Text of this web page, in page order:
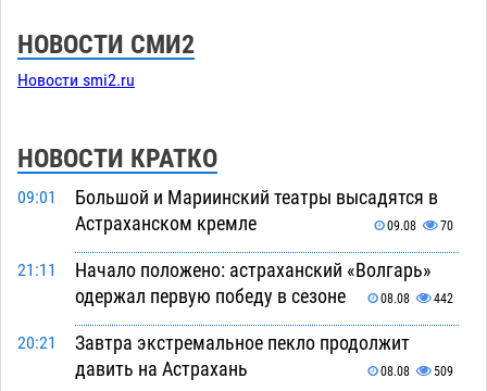
НОВОСТИ СМИ2
Новости smi2.ru
НОВОСТИ КРАТКО
09:01
Большой и Мариинский театры высадятся в
Астраханском кремле
09.08 70
21:11
Начало положено: астраханский «Волгарь»
одержал первую победу в сезоне
08.08 442
20:21
Завтра экстремальное пекло продолжит
давить на Астрахань
08.08 509